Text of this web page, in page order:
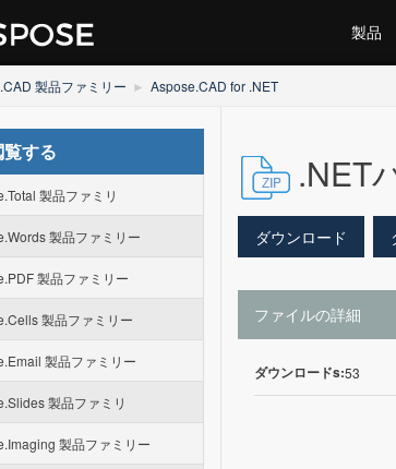
製品
製品ファミリー Aspose.CAD for .NET
する
製品ファミリ
製品ファミリー
製品ファミリー
製品ファミリー
製品ファミリー
製品ファミリ
製品ファミリー
.NET
ダウンロード
ファイルの詳細
ダウンロードs:53